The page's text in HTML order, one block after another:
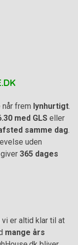
når frem lynhurtigt
med GLS eller
samme dag
uden
365 dages
vi er altid klar til at
mange års